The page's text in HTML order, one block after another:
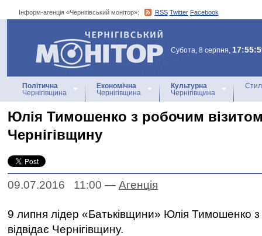
Інформ-агенція «Чернігівський монітор»: RSS Twitter Facebook
Інформ-агенція
«Чернігівський монітор»
Субота, 8 серпня,
Політична
Чернігівщина
Економічна
Чернігівщина
Культурна
Чернігівщина
Юлія Тимошенко з робочим візитом
Чернігівщину
09.07.2016 11:00 — Агенцiя
9 липня лідер «Батьківщини» Юлія Тимошенко
відвідає Чернігівщину.